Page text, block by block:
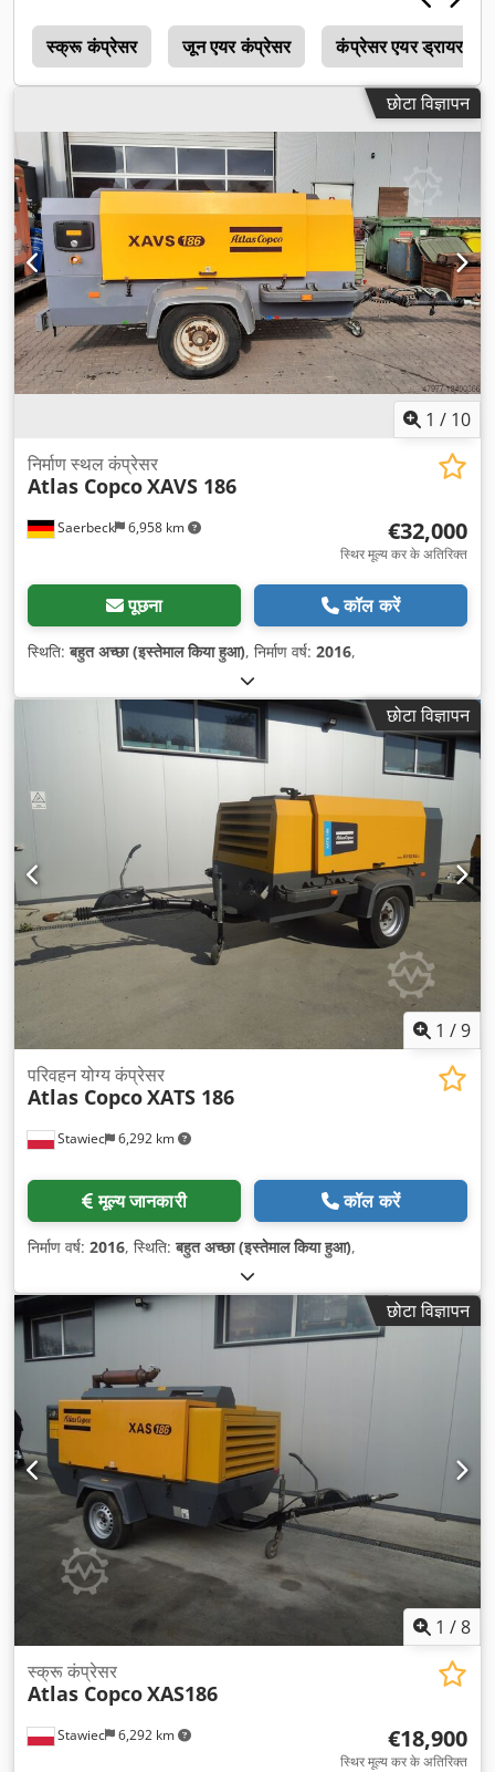
स्क्रू कंप्रेसर जून एयर कंप्रेसर कंप्रेसर एयर ड्रायर
छोटा विज्ञापन
1 / 10
Saerbeck 6,958 km
निर्माण स्थल कंप्रेसर
Atlas CopcoXAVS 186
€32,000
स्थिर मूल्य कर के अतिरिक्त
पूछना कॉल करें
स्थिति:बहुत अच्छा (इस्तेमाल किया हुआ), निर्माण वर्ष: 2016,
छोटा विज्ञापन
1 /9
Stawiec 6,292 km
परिवहन योग्य कंप्रेसर
Atlas CopcoXATS 186
मूल्य जानकारी कॉल करें
निर्माण वर्ष: 2016, स्थिति:बहुत अच्छा (इस्तेमाल किया हुआ),
छोटा विज्ञापन
1 /8
Stawiec 6,292 km
स्क्रू कंप्रेसर
Atlas CopcoXAS186
€18,900
स्थिर मूल्य कर के अतिरिक्त